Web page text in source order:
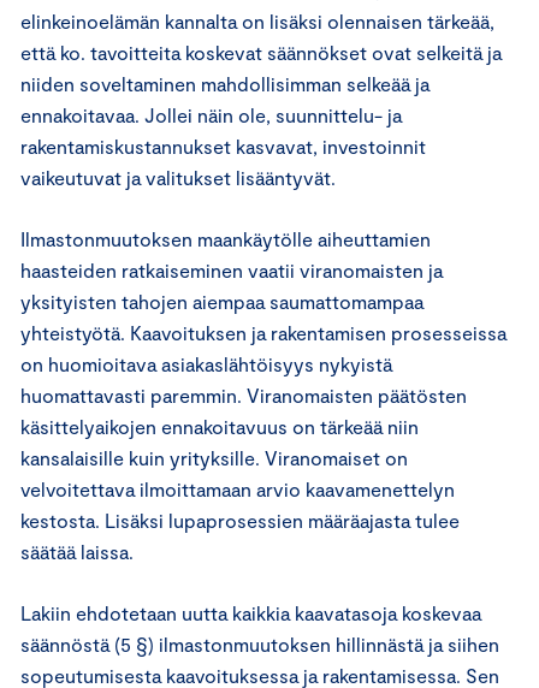
elinkeinoelämän kannalta on lisäksi olennaisen tärkeää,
että ko. tavoitteita koskevat säännökset ovat selkeitä ja
niiden soveltaminen mahdollisimman selkeää ja
ennakoitavaa. Jollei näin ole, suunnittelu- ja
rakentamiskustannukset kasvavat, investoinnit
vaikeutuvat ja valitukset lisääntyvät.
Ilmastonmuutoksen maankäytölle aiheuttamien
haasteiden ratkaiseminen vaatii viranomaisten ja
yksityisten tahojen aiempaa saumattomampaa
yhteistyötä. Kaavoituksen ja rakentamisen prosesseissa
on huomioitava asiakaslähtöisyys nykyistä
huomattavasti paremmin. Viranomaisten päätösten
käsittelyaikojen ennakoitavuus on tärkeää niin
kansalaisille kuin yrityksille. Viranomaiset on
velvoitettava ilmoittamaan arvio kaavamenettelyn
kestosta. Lisäksi lupaprosessien määräajasta tulee
säätää laissa.
Lakiin ehdotetaan uutta kaikkia kaavatasoja koskevaa
säännöstä (5 §) ilmastonmuutoksen hillinnästä ja siihen
sopeutumisesta kaavoituksessa ja rakentamisessa. Sen